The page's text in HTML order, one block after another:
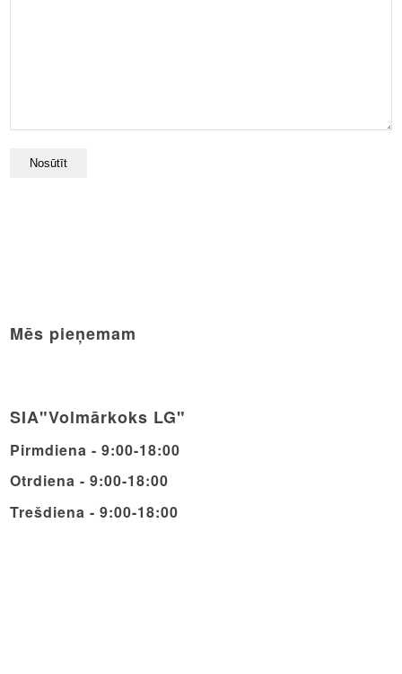
Mēs pieņemam
SIA"Volmārkoks LG"
Pirmdiena - 9:00-18:00
Otrdiena - 9:00-18:00
Trešdiena - 9:00-18:00